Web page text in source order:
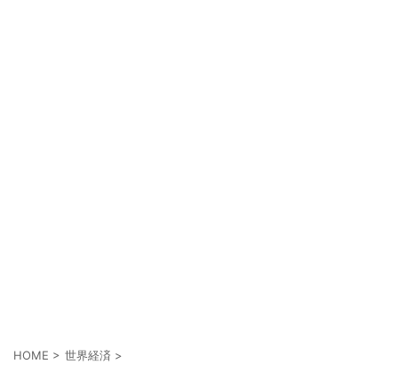
HOME > 世界経済 >